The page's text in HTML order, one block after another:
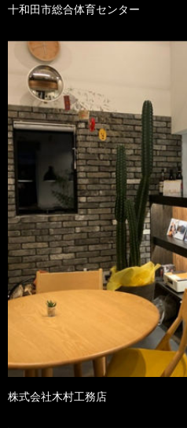
十和田市総合体育センター
株式会社木村工務店